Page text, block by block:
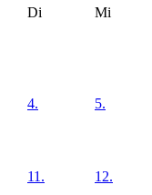
Di Mi
4. 5.
11. 12.